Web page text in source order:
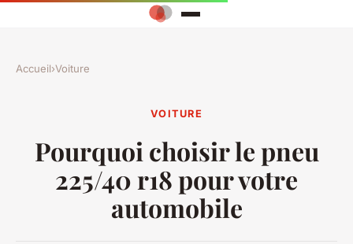
Accueil›Voiture
VOITURE
Pourquoi choisir le pneu
225/40 r18 pour votre
automobile